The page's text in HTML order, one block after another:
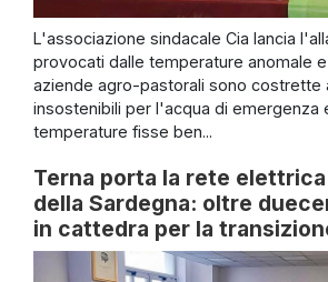
L'associazione sindacale Cia lancia
provocati dalle temperature anomale
aziende agro-pastorali sono costrette
insostenibili per l'acqua di emergenza
temperature fisse ben...
Terna porta la rete
della Sardegna: oltre
in cattedra per la